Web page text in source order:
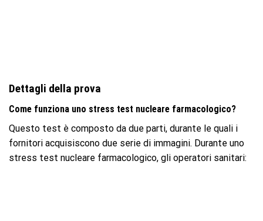
Dettagli della prova
Come funziona uno stress test nucleare farmacologico?
Questo test è composto da due parti, durante le quali i
fornitori acquisiscono due serie di immagini. Durante uno
stress test nucleare farmacologico, gli operatori sanitari: